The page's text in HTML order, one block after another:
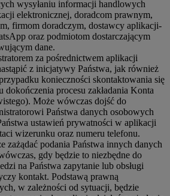
wysyłaniu informacji handlowych
elektronicznej, doradcom prawnym,
firmom doradczym, dostawcy aplikacji-
oraz podmiotom dostarczającym
dane.
za pośrednictwem aplikacji
z inicjatywy Państwa, jak również
konieczności skontaktowania się
dokończenia procesu zakładania Konta
Może wówczas dojść do
Państwa danych osobowych
ustawień prywatności w aplikacji
wizerunku oraz numeru telefonu.
zażądać podania Państwa innych danych
gdy będzie to niezbędne do
na Państwa zapytanie lub obsługi
kontakt. Podstawą prawną
w zależności od sytuacji, będzie